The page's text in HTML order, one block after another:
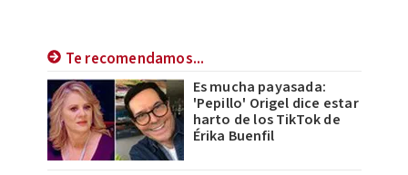
Te recomendamos...
Es mucha payasada:
'Pepillo' Origel dice estar
harto de los TikTok de
Érika Buenfil